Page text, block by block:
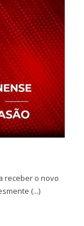
receber o novo
(...)